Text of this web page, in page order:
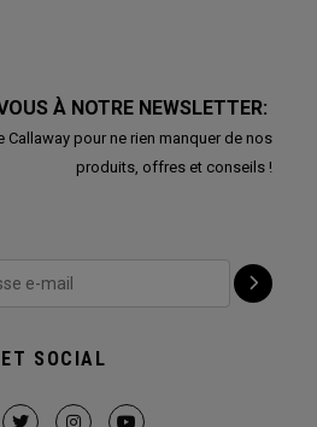
À NOTRE NEWSLETTER:
Callaway pour ne rien manquer de nos
produits, offres et conseils !
SOCIAL